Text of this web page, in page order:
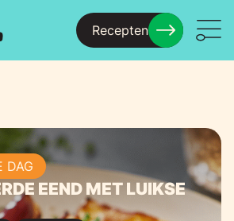
Recepten
DAG
EEND MET LUIKSE